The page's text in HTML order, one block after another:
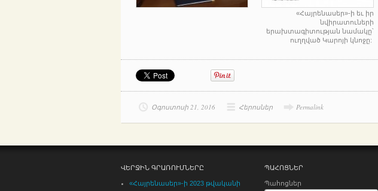
«Հայրենասեր»-ի եւ իր
նվիրատուների
երախտագիտության նամակը՝
ուղղված Կարոյի կնոջը:
Օգոստոսի 21, 2016 Հերոսներ Permalink
ՎԵՐՋԻՆ ԳՐԱՌՈՒՄՆԵՐԸ
«Հայրենասեր»-ի 2023 թվականի
ՊԱՀՈՑՆԵՐ
Պահոցներ